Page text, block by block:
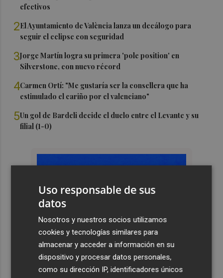
efectivos
2El Ayuntamiento de València lanza un decálogo para
seguir el eclipse con seguridad
3Jorge Martín logra su primera 'pole position' en
Silverstone, con nuevo récord
4Carmen Ortí: "Me gustaría ser la consellera que ha
estimulado el cariño por el valenciano"
5Un gol de Bardeli decide el duelo entre el Levante y su
filial (1-0)
Uso responsable de sus
datos
Nosotros y nuestros socios utilizamos
cookies y tecnologías similares para
almacenar y acceder a información en su
dispositivo y procesar datos personales,
como su dirección IP, identificadores únicos